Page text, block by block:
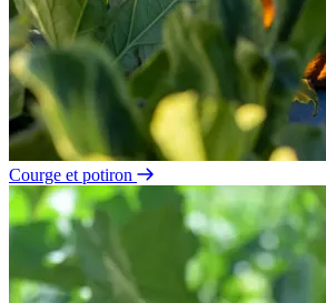
Courge et potiron